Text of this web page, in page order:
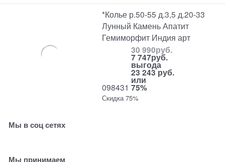
*Колье р.50-55 д.3,5 д.20-33
Лунный Камень Апатит
Гемиморфит Индия арт
098431
30 990руб.
7 747руб.
выгода
23 243 руб.
или
75%
Скидка 75%
Мы в соц сетях
Мы принимаем